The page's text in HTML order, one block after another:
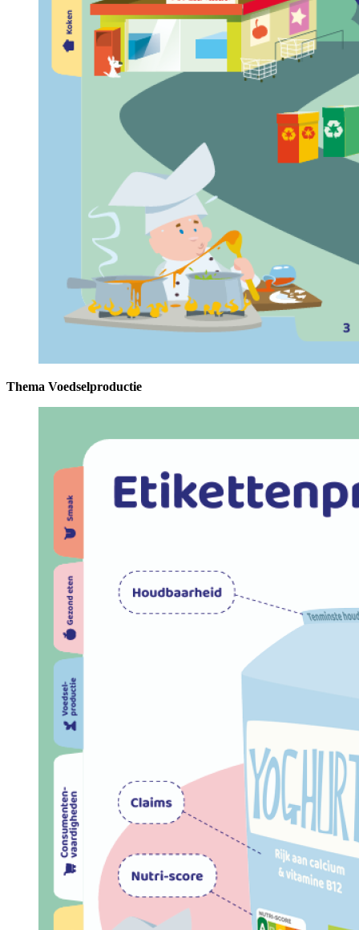
Thema Voedselproductie